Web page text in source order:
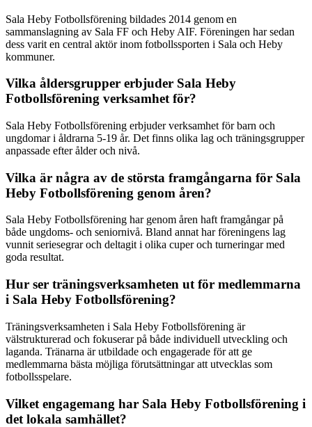
Sala Heby Fotbollsförening bildades 2014 genom en
sammanslagning av Sala FF och Heby AIF. Föreningen har sedan
dess varit en central aktör inom fotbollssporten i Sala och Heby
kommuner.
Vilka åldersgrupper erbjuder Sala Heby
Fotbollsförening verksamhet för?
Sala Heby Fotbollsförening erbjuder verksamhet för barn och
ungdomar i åldrarna 5-19 år. Det finns olika lag och träningsgrupper
anpassade efter ålder och nivå.
Vilka är några av de största framgångarna för Sala
Heby Fotbollsförening genom åren?
Sala Heby Fotbollsförening har genom åren haft framgångar på
både ungdoms- och seniornivå. Bland annat har föreningens lag
vunnit seriesegrar och deltagit i olika cuper och turneringar med
goda resultat.
Hur ser träningsverksamheten ut för medlemmarna
i Sala Heby Fotbollsförening?
Träningsverksamheten i Sala Heby Fotbollsförening är
välstrukturerad och fokuserar på både individuell utveckling och
laganda. Tränarna är utbildade och engagerade för att ge
medlemmarna bästa möjliga förutsättningar att utvecklas som
fotbollsspelare.
Vilket engagemang har Sala Heby Fotbollsförening i
det lokala samhället?